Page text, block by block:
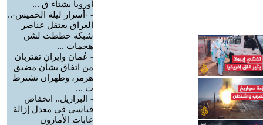
أوروبا بشتاء ق ...
- -أسرار ليلة الخميس-..
العراق يعتقل عناصر
شبكة خططت لشن
هجمات ...
- عُمان وإيران تقتربان
من اتفاق بشأن مضيق
هرمز، وطهران تشترط
ت ...
- البرازيل.. انخفاض
قياسي في معدل إزالة
غابات الأمازون